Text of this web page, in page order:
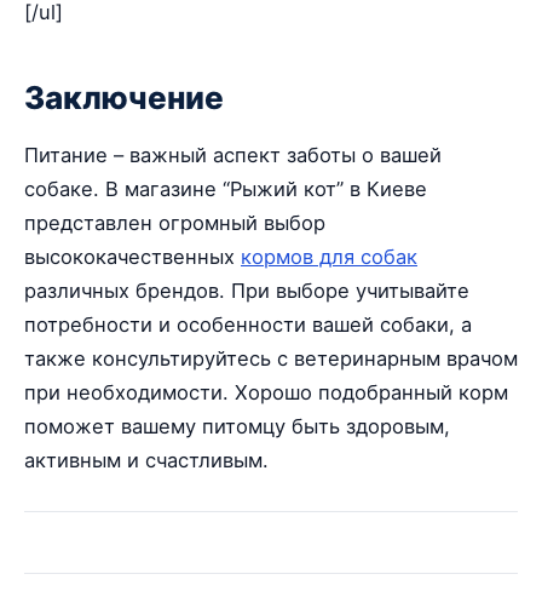
[/ul]
Заключение
Питание – важный аспект заботы о вашей
собаке. В магазине “Рыжий кот” в Киеве
представлен огромный выбор
высококачественных кормов для собак
различных брендов. При выборе учитывайте
потребности и особенности вашей собаки, а
также консультируйтесь с ветеринарным врачом
при необходимости. Хорошо подобранный корм
поможет вашему питомцу быть здоровым,
активным и счастливым.